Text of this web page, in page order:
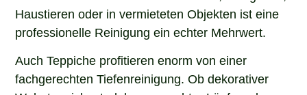
Haustieren oder in vermieteten Objekten ist eine
professionelle Reinigung ein echter Mehrwert.
Auch Teppiche profitieren enorm von einer
fachgerechten Tiefenreinigung. Ob dekorativer